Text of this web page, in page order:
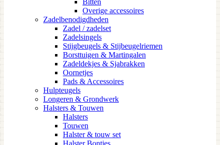
Overige accessoires
Zadelbenodigdheden
Zadel / zadelset
Zadelsingels
Stijgbeugels & Stijbeugelriemen
Borsttuigen & Martingalen
Zadeldekjes & Sjabrakken
Oornetjes
Pads & Accessoires
Hulpteugels
Longeren & Grondwerk
Halsters & Touwen
Halsters
Touwen
Halster & touw set
Halster Bontjes